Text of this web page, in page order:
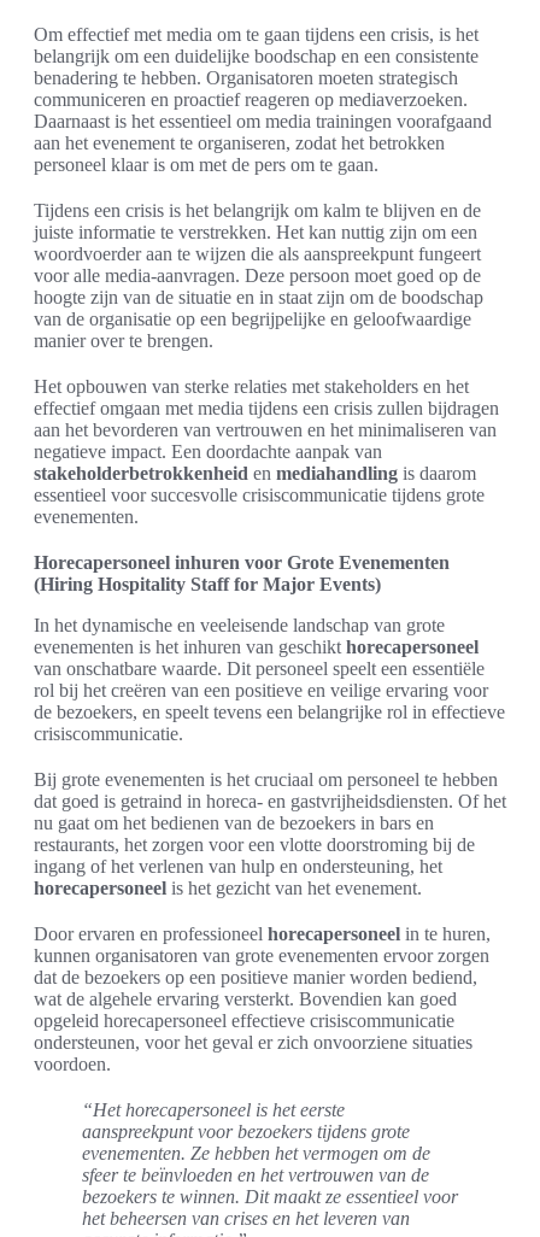
Om effectief met media om te gaan tijdens een crisis, is het
belangrijk om een duidelijke boodschap en een consistente
benadering te hebben. Organisatoren moeten strategisch
communiceren en proactief reageren op mediaverzoeken.
Daarnaast is het essentieel om media trainingen voorafgaand
aan het evenement te organiseren, zodat het betrokken
personeel klaar is om met de pers om te gaan.
Tijdens een crisis is het belangrijk om kalm te blijven en de
juiste informatie te verstrekken. Het kan nuttig zijn om een
woordvoerder aan te wijzen die als aanspreekpunt fungeert
voor alle media-aanvragen. Deze persoon moet goed op de
hoogte zijn van de situatie en in staat zijn om de boodschap
van de organisatie op een begrijpelijke en geloofwaardige
manier over te brengen.
Het opbouwen van sterke relaties met stakeholders en het
effectief omgaan met media tijdens een crisis zullen bijdragen
aan het bevorderen van vertrouwen en het minimaliseren van
negatieve impact. Een doordachte aanpak van
stakeholderbetrokkenheid en mediahandling is daarom
essentieel voor succesvolle crisiscommunicatie tijdens grote
evenementen.
Horecapersoneel inhuren voor Grote Evenementen
(Hiring Hospitality Staff for Major Events)
In het dynamische en veeleisende landschap van grote
evenementen is het inhuren van geschikt horecapersoneel
van onschatbare waarde. Dit personeel speelt een essentiële
rol bij het creëren van een positieve en veilige ervaring voor
de bezoekers, en speelt tevens een belangrijke rol in effectieve
crisiscommunicatie.
Bij grote evenementen is het cruciaal om personeel te hebben
dat goed is getraind in horeca- en gastvrijheidsdiensten. Of het
nu gaat om het bedienen van de bezoekers in bars en
restaurants, het zorgen voor een vlotte doorstroming bij de
ingang of het verlenen van hulp en ondersteuning, het
horecapersoneel is het gezicht van het evenement.
Door ervaren en professioneel horecapersoneel in te huren,
kunnen organisatoren van grote evenementen ervoor zorgen
dat de bezoekers op een positieve manier worden bediend,
wat de algehele ervaring versterkt. Bovendien kan goed
opgeleid horecapersoneel effectieve crisiscommunicatie
ondersteunen, voor het geval er zich onvoorziene situaties
voordoen.
“Het horecapersoneel is het eerste
aanspreekpunt voor bezoekers tijdens grote
evenementen. Ze hebben het vermogen om de
sfeer te beïnvloeden en het vertrouwen van de
bezoekers te winnen. Dit maakt ze essentieel voor
het beheersen van crises en het leveren van